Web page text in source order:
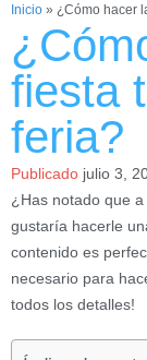
Inicio » ¿Cómo hacer
fiesta
feria?
Publicado julio 3,
¿Has notado que
gustaría hacerle
contenido es
necesario para
todos los detalles!